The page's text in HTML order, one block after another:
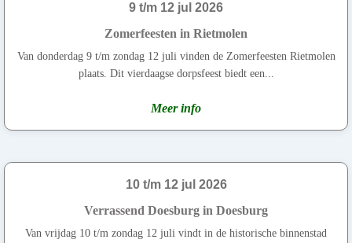
9 t/m 12 jul 2026
Zomerfeesten in Rietmolen
Van donderdag 9 t/m zondag 12 juli vinden de Zomerfeesten Rietmolen
plaats. Dit vierdaagse dorpsfeest biedt een...
Meer info
10 t/m 12 jul 2026
Verrassend Doesburg in Doesburg
Van vrijdag 10 t/m zondag 12 juli vindt in de historische binnenstad